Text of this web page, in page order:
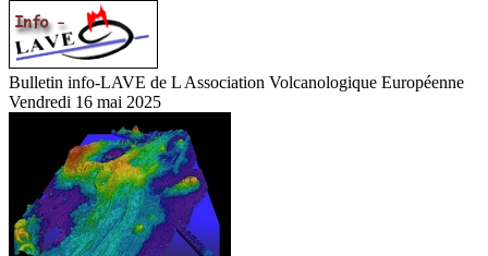
Bulletin info-LAVE de L Association Volcanologique Européenne
Vendredi 16 mai 2025